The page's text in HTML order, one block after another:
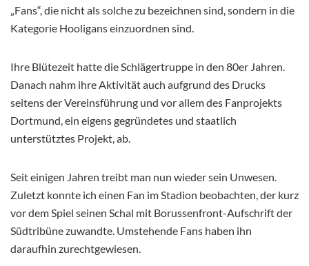
„Fans“, die nicht als solche zu bezeichnen sind, sondern in die
Kategorie Hooligans einzuordnen sind.
Ihre Blütezeit hatte die Schlägertruppe in den 80er Jahren.
Danach nahm ihre Aktivität auch aufgrund des Drucks
seitens der Vereinsführung und vor allem des Fanprojekts
Dortmund, ein eigens gegründetes und staatlich
unterstütztes Projekt, ab.
Seit einigen Jahren treibt man nun wieder sein Unwesen.
Zuletzt konnte ich einen Fan im Stadion beobachten, der kurz
vor dem Spiel seinen Schal mit Borussenfront-Aufschrift der
Südtribüne zuwandte. Umstehende Fans haben ihn
daraufhin zurechtgewiesen.